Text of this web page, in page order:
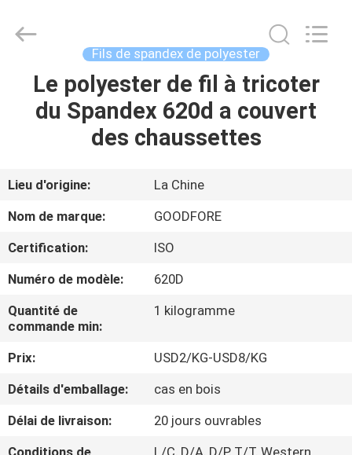
PRODUITS
VIDÉOS
À
PROPOS
NOUS
VISITE
DE
Goodfore
Fils de spandex de polyester
Le polyester de fil à tricoter
du Spandex 620d a couvert
des chaussettes
Lieu d'origine:
La Chine
Nom de marque:
GOODFORE
Certification:
ISO
Numéro de modèle:
620D
Quantité de
commande min:
1 kilogramme
Prix:
USD2/KG-USD8/KG
Détails d'emballage:
cas en bois
Délai de livraison:
20 jours ouvrables